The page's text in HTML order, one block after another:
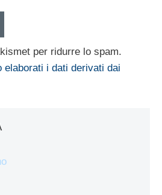
per ridurre lo spam.
elaborati i dati derivati dai